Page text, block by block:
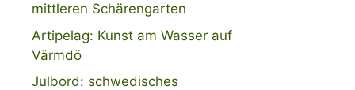
mittleren Schärengarten
Artipelag: Kunst am Wasser auf
Värmdö
Julbord: schwedisches